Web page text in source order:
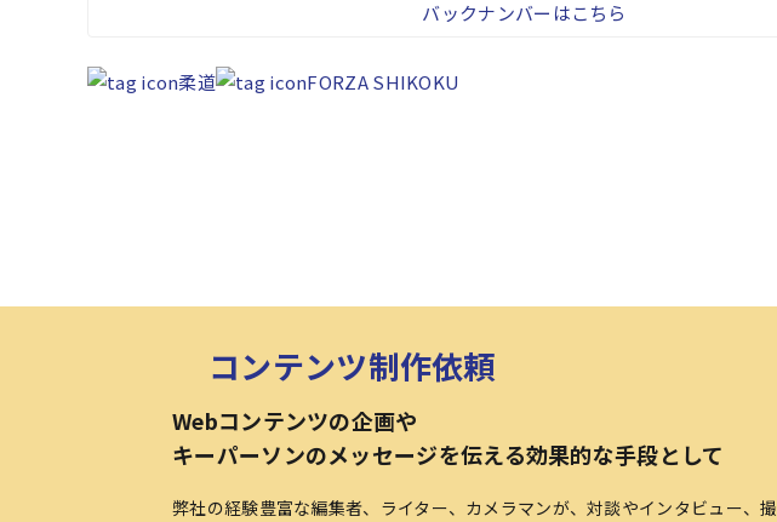
バックナンバーはこちら
柔道 FORZA SHIKOKU
コンテンツ制作依頼
Webコンテンツの企画や
キーパーソンのメッセージを伝える効果的な手段として
弊社の経験豊富な編集者、ライター、カメラマンが、対談やインタビュー、撮